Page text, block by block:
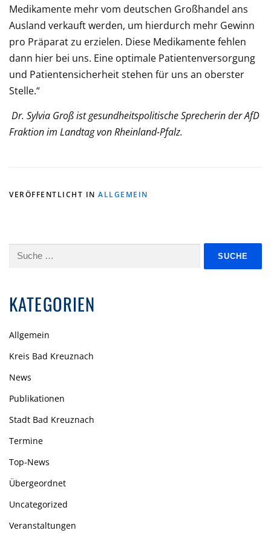
Medikamente mehr vom deutschen Großhandel ans
Ausland verkauft werden, um hierdurch mehr Gewinn
pro Präparat zu erzielen. Diese Medikamente fehlen
dann hier bei uns. Eine optimale Patientenversorgung
und Patientensicherheit stehen für uns an oberster
Stelle.“
Dr. Sylvia Groß ist gesundheitspolitische Sprecherin der AfD
Fraktion im Landtag von Rheinland-Pfalz.
VERÖFFENTLICHT IN ALLGEMEIN
Suche
KATEGORIEN
Allgemein
Kreis Bad Kreuznach
News
Publikationen
Stadt Bad Kreuznach
Termine
Top-News
Übergeordnet
Uncategorized
Veranstaltungen